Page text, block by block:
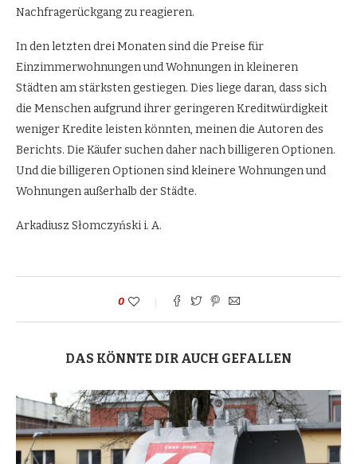
Nachfragerückgang zu reagieren.
In den letzten drei Monaten sind die Preise für
Einzimmerwohnungen und Wohnungen in kleineren
Städten am stärksten gestiegen. Dies liege daran, dass sich
die Menschen aufgrund ihrer geringeren Kreditwürdigkeit
weniger Kredite leisten könnten, meinen die Autoren des
Berichts. Die Käufer suchen daher nach billigeren Optionen.
Und die billigeren Optionen sind kleinere Wohnungen und
Wohnungen außerhalb der Städte.
Arkadiusz Słomczyński i. A.
0
DAS KÖNNTE DIR AUCH GEFALLEN